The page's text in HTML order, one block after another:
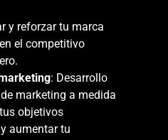
y reforzar tu marca
el competitivo
: Desarrollo
marketing a medida
objetivos
aumentar tu